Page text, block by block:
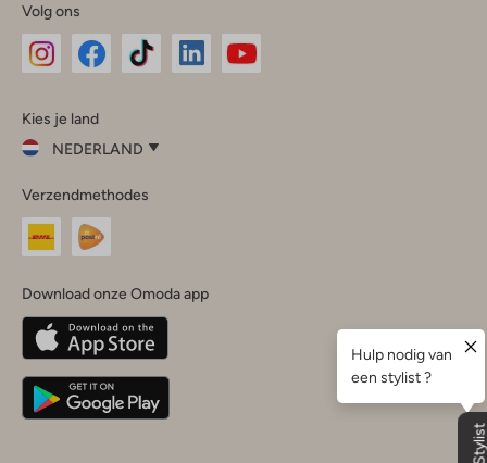
Volg ons
InstagramFacebook
Kies je land
NEDERLAND
je
land
Nederland
Belgique(Français)
Deutschland
Verzendmethodes
Download onze Omoda app